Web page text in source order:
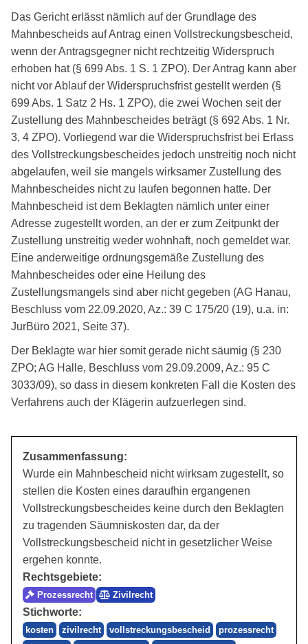
Das Gericht erlässt nämlich auf der Grundlage des
Mahnbescheids auf Antrag einen Vollstreckungsbescheid,
wenn der Antragsgegner nicht rechtzeitig Widerspruch
erhoben hat (§ 699 Abs. 1 S. 1 ZPO). Der Antrag kann aber
nicht vor Ablauf der Widerspruchsfrist gestellt werden (§
699 Abs. 1 Satz 2 Hs. 1 ZPO), die zwei Wochen seit der
Zustellung des Mahnbescheides beträgt (§ 692 Abs. 1 Nr.
3, 4 ZPO). Vorliegend war die Widerspruchsfrist bei Erlass
des Vollstreckungsbescheides jedoch unstreitig noch nicht
abgelaufen, weil sie mangels wirksamer Zustellung des
Mahnbescheides nicht zu laufen begonnen hatte. Der
Mahnbescheid ist dem Beklagten nämlich unter einer
Adresse zugestellt worden, an der er zum Zeitpunkt der
Zustellung unstreitig weder wohnhaft, noch gemeldet war.
Eine anderweitige ordnungsgemäße Zustellung des
Mahnbescheides oder eine Heilung des
Zustellungsmangels sind aber nicht gegeben (AG Hanau,
Beschluss vom 22.09.2020, Az.: 39 C 175/20 (19), u.a. in:
JurBüro 2021, Seite 37).
Der Beklagte war hier somit gerade nicht säumig (§ 230
ZPO; AG Halle, Beschluss vom 29.09.2009, Az.: 95 C
3033/09), so dass in diesem konkreten Fall die Kosten des
Verfahrens auch der Klägerin aufzuerlegen sind.
Zusammenfassung:
Wurde ein Mahnbescheid nicht wirksam zugestellt, so
stellen die Kosten eines daraufhin ergangenen
Vollstreckungsbescheides keine durch den Beklagten
zu tragenden Säumniskosten dar, da der
Vollstreckungsbescheid nicht in gesetzlicher Weise
ergehen konnte.
Rechtsgebiete:
Prozessrecht Zivilrecht
Stichworte:
kosten zivilrecht vollstreckungsbescheid
prozessrecht